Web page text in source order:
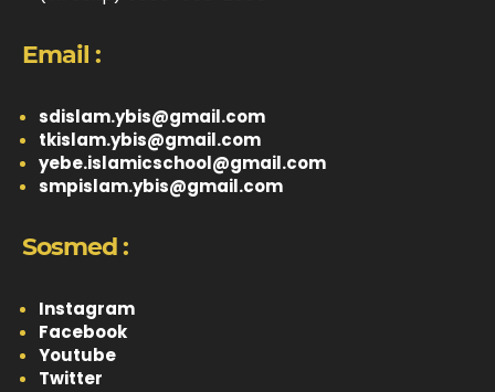
Email :
sdislam.ybis@gmail.com
tkislam.ybis@gmail.com
yebe.islamicschool@gmail.com
smpislam.ybis@gmail.com
Sosmed :
Instagram
Facebook
Youtube
Twitter